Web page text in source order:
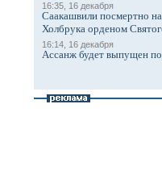
16:35, 16 декабря
Саакашвили посмертно
Холбрука орденом
16:14, 16 декабря
Ассанж будет выпущен